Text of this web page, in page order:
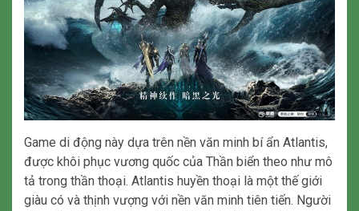
Game di động này dựa trên nền văn minh bí ẩn Atlantis,
được khôi phục vương quốc của Thần biển theo như mô
tả trong thần thoại. Atlantis huyền thoại là một thế giới
giàu có và thịnh vượng với nền văn minh tiên tiến. Người